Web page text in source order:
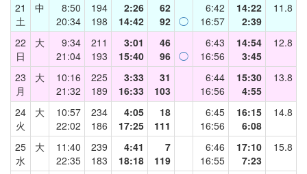
21
土
中
8:50
20:34
194
198
2:26
14:42
62
92 ◯
6:42
16:57
14:22
2:39
11.8
22
日
大
9:34
21:04
211
193
3:01
15:40
46
96 ◯
6:43
16:56
14:54
3:45
12.8
23
月
大
10:16
21:32
225
189
3:33
16:33
31
103
6:44
16:56
15:30
4:55
13.8
24
火
大
10:57
22:02
234
186
4:05
17:25
18
111
6:45
16:56
16:15
6:08
14.8
25
水
大
11:40
22:35
239
183
4:41
18:18
7
119
6:46
16:55
17:10
7:23
15.8